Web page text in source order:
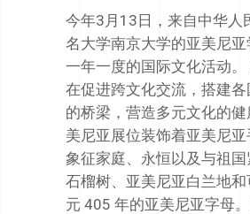
今年3月13日，来自中华人
名大学南京大学的亚美尼亚
一年一度的国际文化活动。
在促进跨文化交流，搭建
的桥梁，营造多元文化的健
美尼亚展位装饰着亚美尼亚
象征家庭、永恒以及与祖
石榴树、亚美尼亚白兰地
元 405 年的亚美尼亚字母